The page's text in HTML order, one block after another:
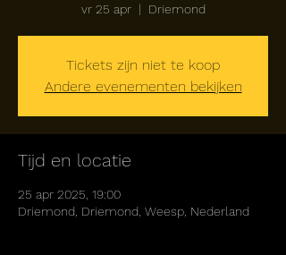
vr 25 apr
  |
Driemond
Tickets zijn niet te koop
Andere evenementen bekijken
Tijd en locatie
25 apr 2025, 19:00
Driemond, Driemond, Weesp, Nederland